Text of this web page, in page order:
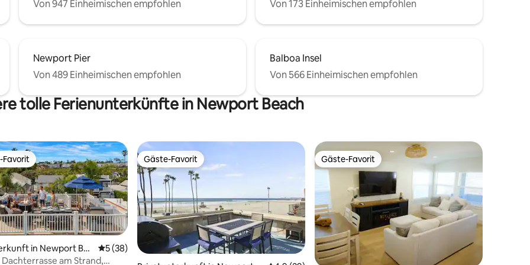
Von 947 Einheimischen empfohlen
Von 173 Einheimischen empfohlen
Newport Pier
Von 489 Einheimischen empfohlen
Balboa Insel
Von 566 Einheimischen empfohlen
tolle Ferienunterkünfte in Newport Beach
Gäste-Favorit.
Favorit
in Newport Bea
Durchschnittliche Bewertung: 5 von 5, 38 Bewertungen
5 (38)
am Strand,
Gäste-Favorit
Gäste-Favorit Gäste-Favorit
Gäste-Favorit